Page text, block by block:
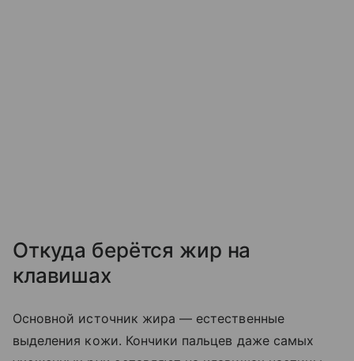
Откуда берётся жир на
клавишах
Основной источник жира — естественные
выделения кожи. Кончики пальцев даже самых